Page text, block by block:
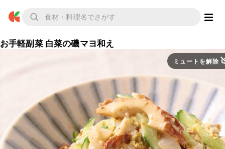
お手軽副菜 白菜の磯マヨ和え
ミュートを解除